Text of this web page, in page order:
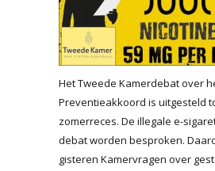
Het Tweede Kamerdebat over
Preventieakkoord is uitgesteld
zomerreces. De illegale e-
debat worden besproken.
gisteren Kamervragen over